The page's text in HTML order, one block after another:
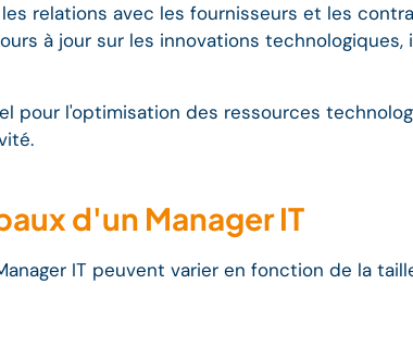
relations avec les fournisseurs et les
à jour sur les innovations
pour l'optimisation des ressources
d'un Manager IT
IT peuvent varier en fonction de la